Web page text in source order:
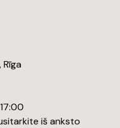
Rīga
iš anksto